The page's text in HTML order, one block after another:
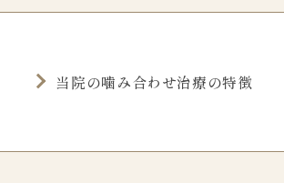
当院の噛み合わせ治療の特徴